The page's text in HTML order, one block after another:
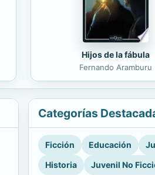
Hijos de la fábula
Fernando Aramburu
Categorías
Ficción Educación
Historia
Juvenil No